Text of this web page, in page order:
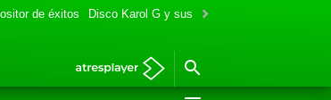
de éxitos Disco Karol G y sus colaboraciones